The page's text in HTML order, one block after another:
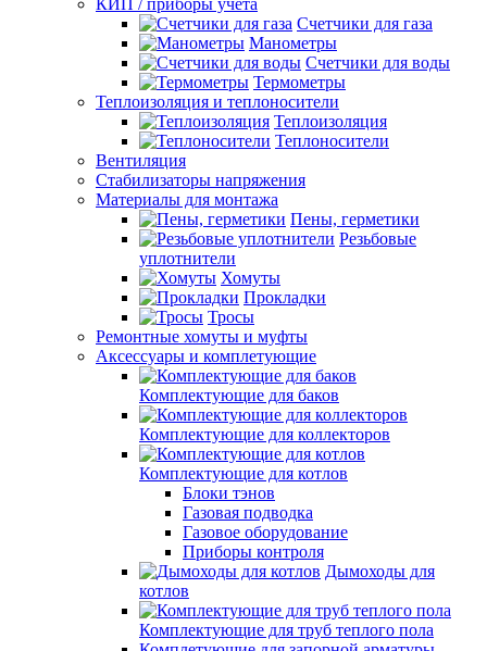
КИП / приборы учета
Счетчики для газа
Манометры
Счетчики для воды
Термометры
Теплоизоляция и теплоносители
Теплоизоляция
Теплоносители
Вентиляция
Стабилизаторы напряжения
Материалы для монтажа
Пены, герметики
Резьбовые
уплотнители
Хомуты
Прокладки
Тросы
Ремонтные хомуты и муфты
Аксессуары и комплетующие
Комплектующие для баков
Комплектующие для коллекторов
Комплектующие для котлов
Блоки тэнов
Газовая подводка
Газовое оборудование
Приборы контроля
Дымоходы для
котлов
Комплектующие для труб теплого пола